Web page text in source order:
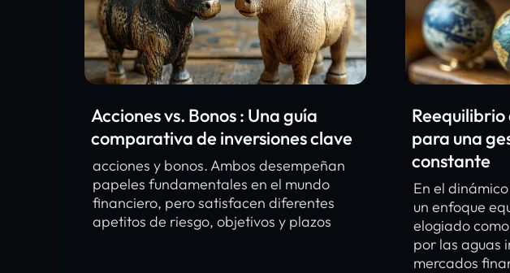
Acciones vs. Bonos : Una guía
comparativa de inversiones clave
acciones y bonos. Ambos desempeñan
papeles fundamentales en el mundo
financiero, pero satisfacen diferentes
apetitos de riesgo, objetivos y plazos
para una
constante
En el
un enfoque
elogiado
por las aguas
mercados